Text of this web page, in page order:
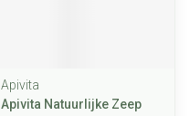
Apivita
Apivita Natuurlijke Zeep